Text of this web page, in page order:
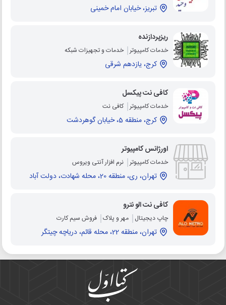
تبریز، خیابان امام خمینی
ریزپردازنده
خدمات کامپیوتر خدمات و تجهیزات شبکه
کرج، یازدهم شرقی
کافی نت پیکسل
خدمات کامپیوتر کافی نت
کرج، منطقه 5، خیابان گوهردشت
اورژانس کامپیوتر
خدمات کامپیوتر نرم افزار آنتی ویروس
تهران، ری، منطقه 20، محله شهادت، دولت آباد
کافی نت الو نترو
چاپ دیجیتال مهر و پلاک فروش سیم کارت
تهران، منطقه 22، محله قائم، دریاچه چیتگر